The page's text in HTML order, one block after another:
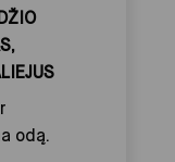
odą.